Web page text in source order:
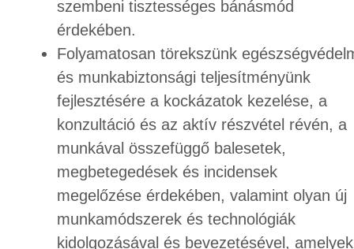
szembeni tisztességes bánásmód
érdekében.
Folyamatosan törekszünk
és munkabiztonsági teljesítményünk
fejlesztésére a kockázatok kezelése, a
konzultáció és az aktív részvétel révén, a
munkával összefüggő balesetek,
megbetegedések és incidensek
megelőzése érdekében, valamint olyan új
munkamódszerek és technológiák
kidolgozásával és bevezetésével, amelyek